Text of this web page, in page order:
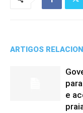
ARTIGOS
e